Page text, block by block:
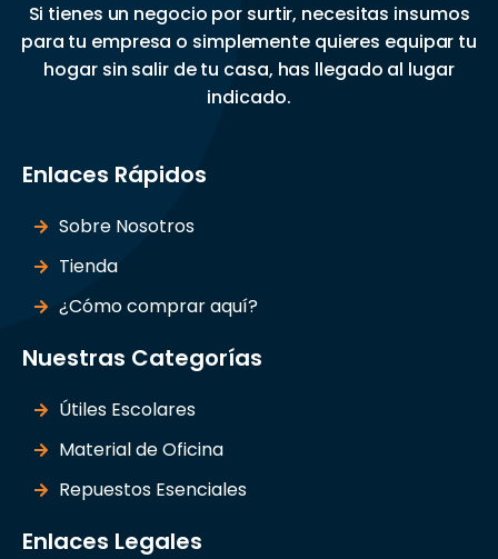
Si tienes un negocio por surtir, necesitas insumos
para tu empresa o simplemente quieres equipar tu
hogar sin salir de tu casa, has llegado al lugar
indicado.
Enlaces Rápidos
Sobre Nosotros
Tienda
¿Cómo comprar aquí?
Nuestras Categorías
Útiles Escolares
Material de Oficina
Repuestos Esenciales
Enlaces Legales